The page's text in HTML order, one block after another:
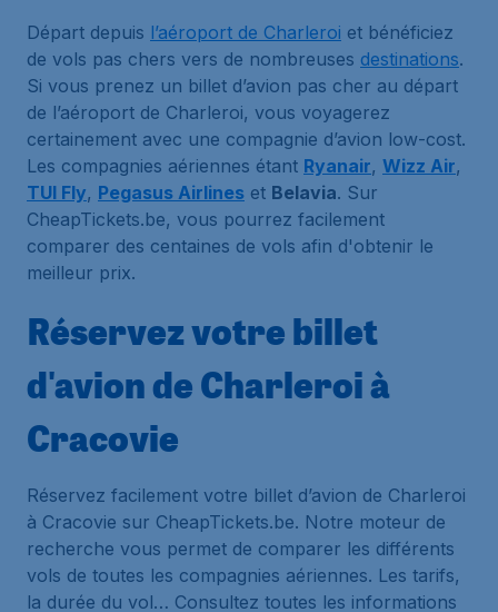
Départ depuis l’aéroport de Charleroi et bénéficiez
de vols pas chers vers de nombreuses destinations.
Si vous prenez un billet d’avion pas cher au départ
de l’aéroport de Charleroi, vous voyagerez
certainement avec une compagnie d’avion low-cost.
Les compagnies aériennes étant Ryanair, Wizz Air,
TUI Fly, Pegasus Airlines et Belavia. Sur
CheapTickets.be, vous pourrez facilement
comparer des centaines de vols afin d'obtenir le
meilleur prix.
Réservez votre billet
d'avion de Charleroi à
Cracovie
Réservez facilement votre billet d’avion de Charleroi
à Cracovie sur CheapTickets.be. Notre moteur de
recherche vous permet de comparer les différents
vols de toutes les compagnies aériennes. Les tarifs,
la durée du vol… Consultez toutes les informations